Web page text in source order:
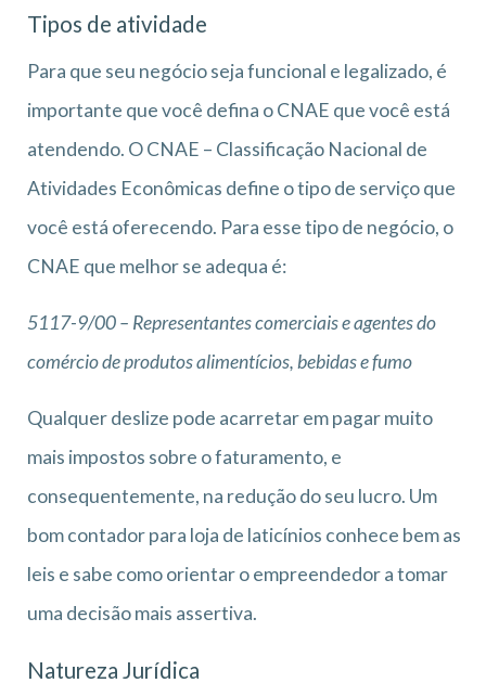
Tipos de atividade
Para que seu negócio seja funcional e legalizado, é
importante que você defina o CNAE que você está
atendendo. O CNAE – Classificação Nacional de
Atividades Econômicas define o tipo de serviço que
você está oferecendo. Para esse tipo de negócio, o
CNAE que melhor se adequa é:
5117-9/00 – Representantes comerciais e agentes do
comércio de produtos alimentícios, bebidas e fumo
Qualquer deslize pode acarretar em pagar muito
mais impostos sobre o faturamento, e
consequentemente, na redução do seu lucro. Um
bom contador para loja de laticínios conhece bem as
leis e sabe como orientar o empreendedor a tomar
uma decisão mais assertiva.
Natureza Jurídica